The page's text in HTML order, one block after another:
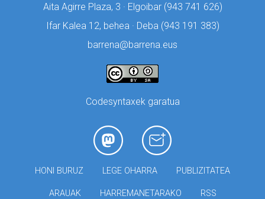
Aita Agirre Plaza, 3 · Elgoibar (943 741 626)
Ifar Kalea 12, behea · Deba (943 191 383)
barrena@barrena.eus
Codesyntaxek garatua
HONI BURUZ LEGE OHARRA PUBLIZITATEA
ARAUAK HARREMANETARAKO RSS